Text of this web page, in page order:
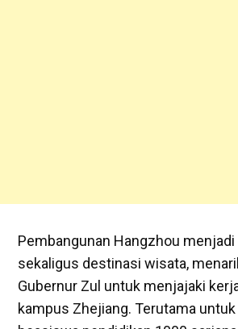
Pembangunan Hangzhou
sekaligus destinasi wisata,
Gubernur Zul untuk menjajaki
kampus Zhejiang. Terutama